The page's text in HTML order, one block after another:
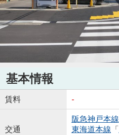
基本情報
賃料 -
交通
阪急神戸本線
東海道本線 「